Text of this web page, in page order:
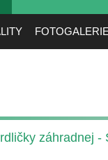
záhradnej -